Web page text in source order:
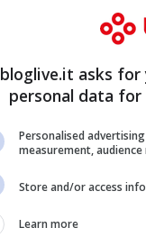
bloglive.it asks for
personal data
Personalised
measurement,
Store and/or access
Learn more